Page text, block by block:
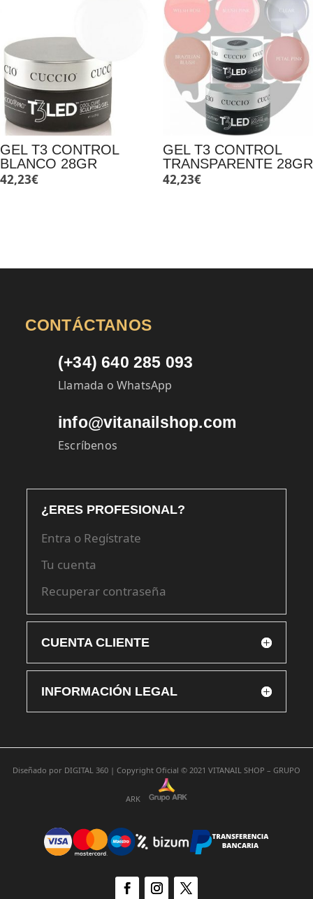
GEL T3 CONTROL
BLANCO 28GR
42,23€
GEL T3 CONTROL
TRANSPARENTE 28GR
42,23€
CONTÁCTANOS
(+34) 640 285 093
Llamada o WhatsApp
info@vitanailshop.com
Escríbenos
¿ERES PROFESIONAL?
Entra o Regístrate
Tu cuenta
Recuperar contraseña
CUENTA CLIENTE
INFORMACIÓN LEGAL
Diseñado por DIGITAL 360 | Copyright Oficial © 2021 VITANAIL SHOP – GRUPO
ARK